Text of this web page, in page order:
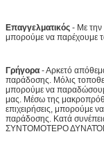
Επαγγελματικός - Με την
μπορούμε να παρέχουμε
Γρήγορα - Αρκετό
παράδοσης. Μόλις
μπορούμε να
μας. Μέσω της
επιχειρήσεις, μπορούμε
παράδοσης. Κατά
ΣΥΝΤΟΜΟΤΕΡΟ